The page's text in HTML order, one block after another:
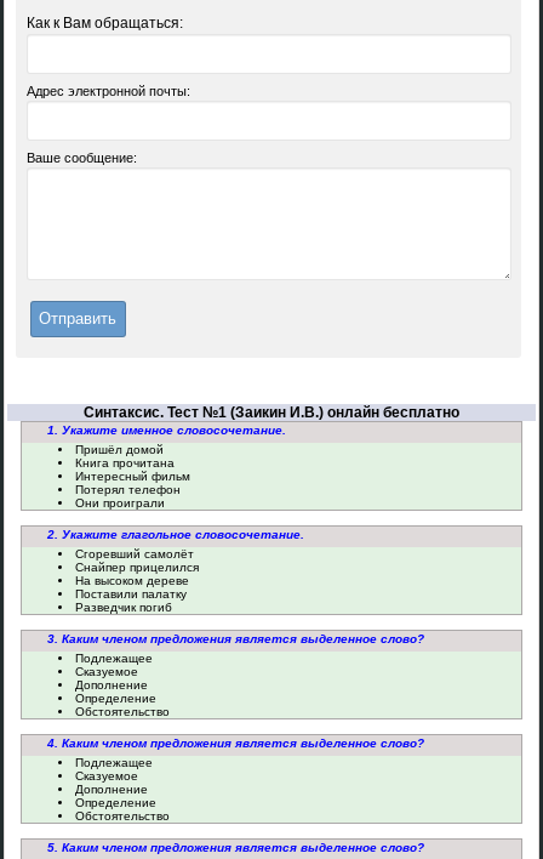
Как к Вам обращаться:
Адрес электронной почты:
Ваше сообщение:
Синтаксис. Тест №1 (Заикин И.В.) онлайн бесплатно
1. Укажите именное словосочетание.
Пришёл домой
Книга прочитана
Интересный фильм
Потерял телефон
Они проиграли
2. Укажите глагольное словосочетание.
Сгоревший самолёт
Снайпер прицелился
На высоком дереве
Поставили палатку
Разведчик погиб
3. Каким членом предложения является выделенное слово?
Подлежащее
Сказуемое
Дополнение
Определение
Обстоятельство
4. Каким членом предложения является выделенное слово?
Подлежащее
Сказуемое
Дополнение
Определение
Обстоятельство
5. Каким членом предложения является выделенное слово?